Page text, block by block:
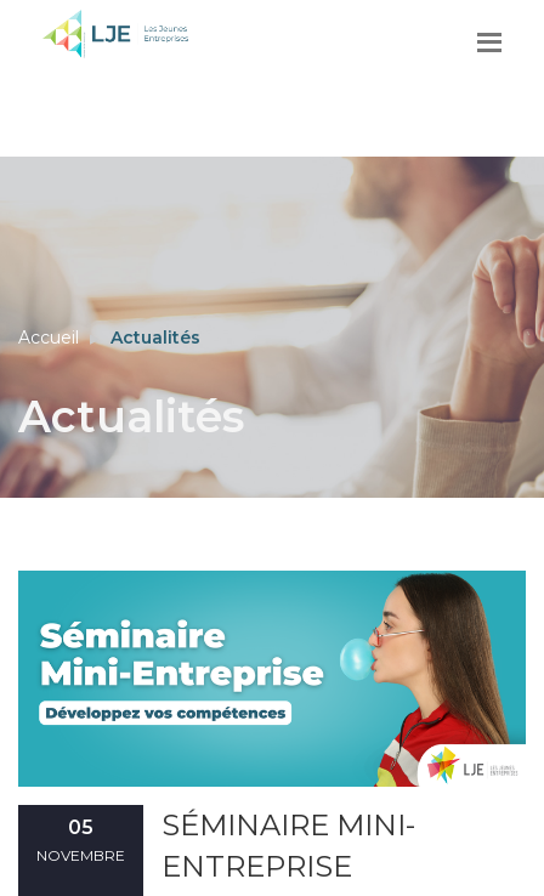
Accueil Actualités
Actualités
05
NOVEMBRE
SÉMINAIRE MINI-
ENTREPRISE